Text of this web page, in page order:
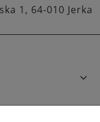
1, 64-010 Jerka